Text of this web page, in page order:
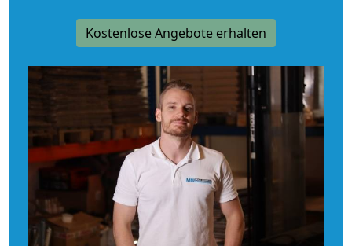
Kostenlose Angebote erhalten